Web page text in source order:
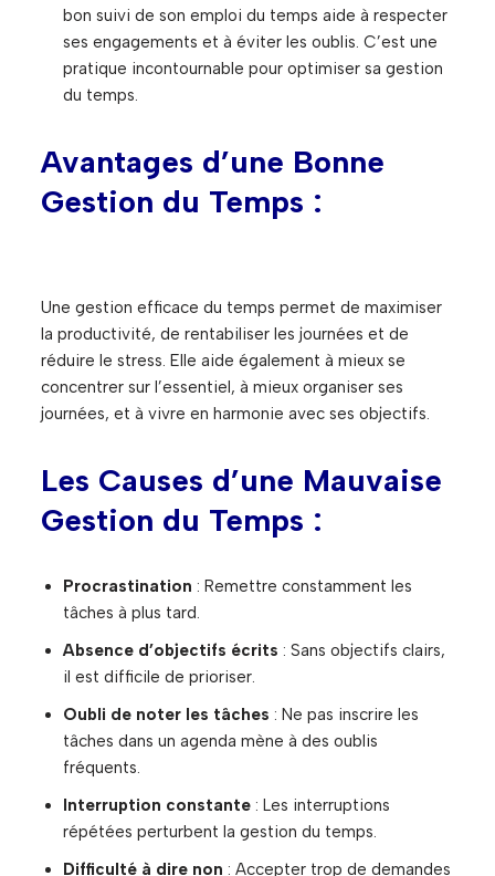
bon suivi de son emploi du temps aide à respecter
ses engagements et à éviter les oublis. C’est une
pratique incontournable pour optimiser sa gestion
du temps.
Avantages d’une Bonne
Gestion du Temps :
Une gestion efficace du temps permet de maximiser
la productivité, de rentabiliser les journées et de
réduire le stress. Elle aide également à mieux se
concentrer sur l’essentiel, à mieux organiser ses
journées, et à vivre en harmonie avec ses objectifs.
Les Causes d’une Mauvaise
Gestion du Temps :
Procrastination : Remettre constamment les
tâches à plus tard.
Absence d’objectifs écrits : Sans objectifs clairs,
il est difficile de prioriser.
Oubli de noter les tâches : Ne pas inscrire les
tâches dans un agenda mène à des oublis
fréquents.
Interruption constante : Les interruptions
répétées perturbent la gestion du temps.
Difficulté à dire non : Accepter trop de demandes